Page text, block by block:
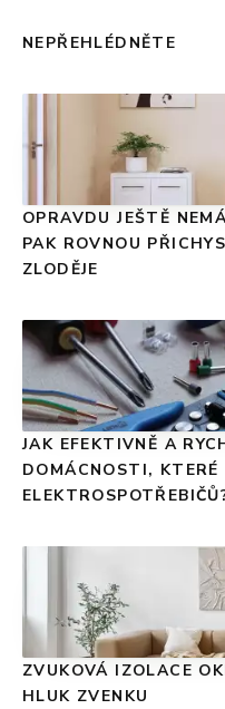
NEPŘEHLÉDNĚTE
OPRAVDU JEŠTĚ
PAK ROVNOU
ZLODĚJE
JAK EFEKTIVNĚ A
DOMÁCNOSTI,
ZVUKOVÁ IZOLACE
HLUK ZVENKU